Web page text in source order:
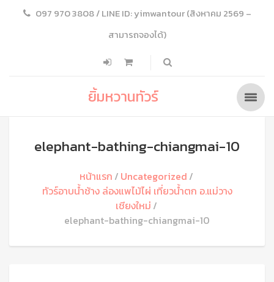
097 970 3808 / LINE ID: yimwantour (สิงหาคม 2569 –
สามารถจองได้)
ยิ้มหวานทัวร์
elephant-bathing-chiangmai-10
หน้าแรก
Uncategorized
ทัวร์อาบน้ำช้าง ล่องแพไม้ไผ่ เที่ยวน้ำตก อ.แม่วาง
เชียงใหม่
elephant-bathing-chiangmai-10